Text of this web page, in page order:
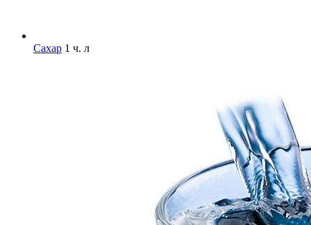
Сахар 1 ч. л